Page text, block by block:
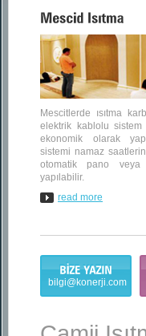
Mescitlerde ısıtma
elektrik kablolu
ekonomik olarak
sistemi namaz
otomatik pano veya
yapılabilir.
read more
bilgi@konerji.com